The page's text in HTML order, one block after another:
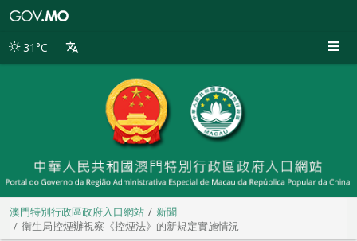
別
31°C
澳門特別行政區政府入口網站
新聞
衛生局控煙辦視察《控煙法》的新規定實施情況